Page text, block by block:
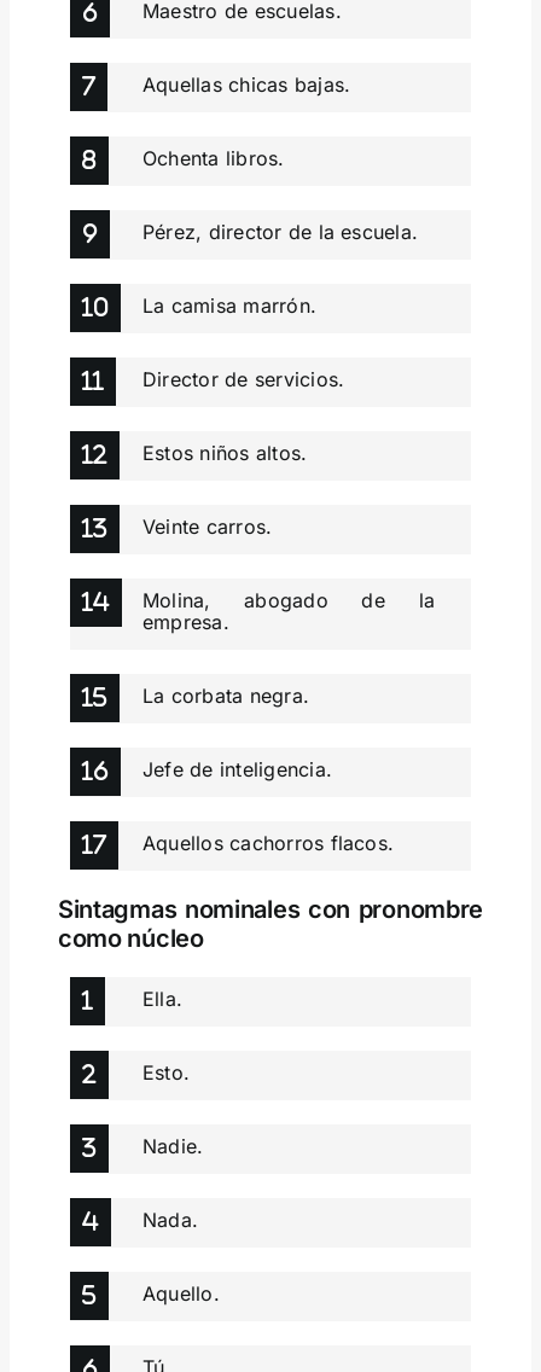
Maestro de escuelas.
Aquellas chicas bajas.
Ochenta libros.
Pérez, director de la escuela.
La camisa marrón.
Director de servicios.
Estos niños altos.
Veinte carros.
Molina, abogado de la
empresa.
La corbata negra.
Jefe de inteligencia.
Aquellos cachorros flacos.
Sintagmas nominales con pronombre
como núcleo
Ella.
Esto.
Nadie.
Nada.
Aquello.